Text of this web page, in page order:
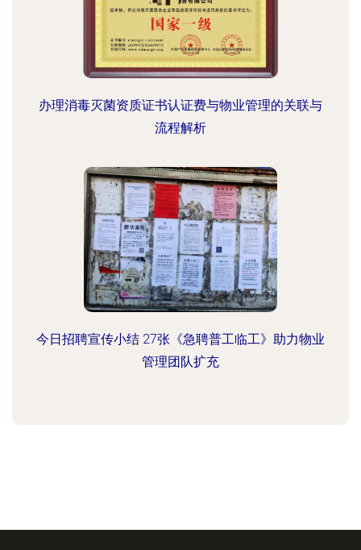
办理消毒灭菌资质证书认证费与物业管理的关联与
流程解析
今日招聘宣传小结 27张《急聘普工临工》助力物业
管理团队扩充